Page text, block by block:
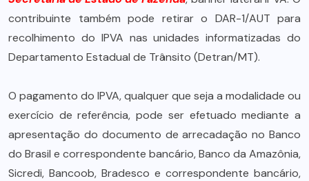
contribuinte também pode retirar o DAR-1/AUT para
recolhimento do IPVA nas unidades informatizadas do
Departamento Estadual de Trânsito (Detran/MT).
O pagamento do IPVA, qualquer que seja a modalidade ou
exercício de referência, pode ser efetuado mediante a
apresentação do documento de arrecadação no Banco
do Brasil e correspondente bancário, Banco da Amazônia,
Sicredi, Bancoob, Bradesco e correspondente bancário,